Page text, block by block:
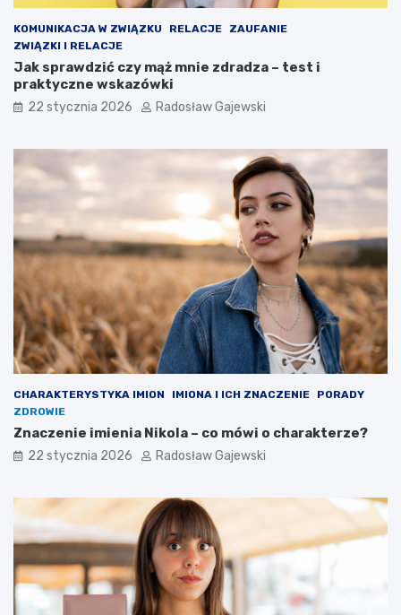
KOMUNIKACJA W ZWIĄZKU RELACJE
ZAUFANIE
ZWIĄZKI I RELACJE
Jak sprawdzić czy mąż mnie zdradza – test i
praktyczne wskazówki
22 stycznia 2026 Radosław Gajewski
CHARAKTERYSTYKA IMION IMIONA I ICH ZNACZENIE
PORADY
ZDROWIE
Znaczenie imienia Nikola – co mówi o charakterze?
22 stycznia 2026 Radosław Gajewski